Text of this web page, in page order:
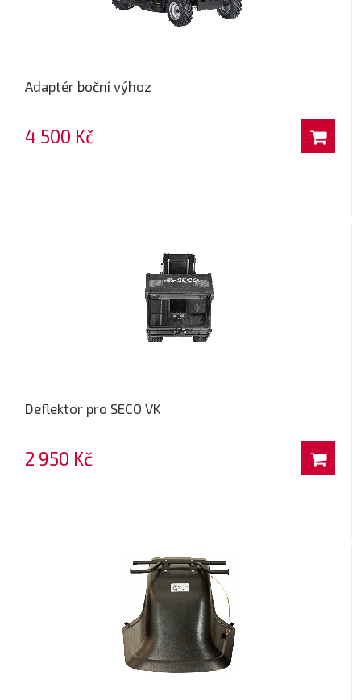
Adaptér boční výhoz
4 500 Kč
Deflektor pro SECO VK
2 950 Kč